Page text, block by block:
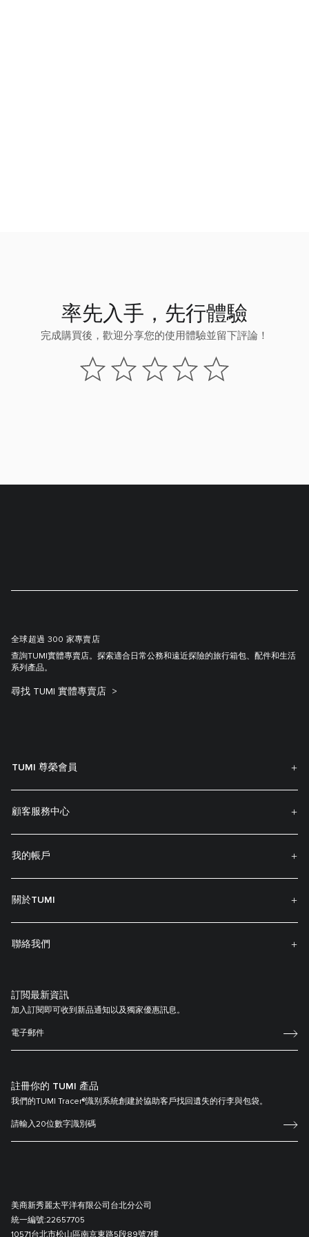
率先入手，先行體驗
完成購買後，歡迎分享您的使用體驗並留下評論！
全球超過 300 家專賣店
查詢TUMI實體專賣店。探索適合日常公務和遠近探險的旅行箱包、配件和生活
系列產品。
尋找 TUMI 實體專賣店
TUMI 尊榮會員
顧客服務中心
我的帳戶
關於TUMI
聯絡我們
訂閲最新資訊
加入訂閱即可收到新品通知以及獨家優惠訊息。
註冊你的 TUMI 產品
我們的TUMI Tracer®識别系統創建於協助客戶找回遺失的行李與包袋。
美商新秀麗太平洋有限公司台北分公司
統一編號:22657705
10571台北市松山區南京東路5段89號7樓